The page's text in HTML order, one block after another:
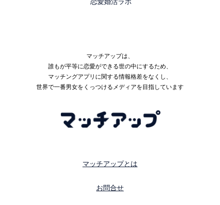
マッチアップは、
誰もが平等に恋愛ができる世の中にするため、
マッチングアプリに関する情報格差をなくし、
世界で一番男女をくっつけるメディアを目指しています
マッチアップとは
お問合せ